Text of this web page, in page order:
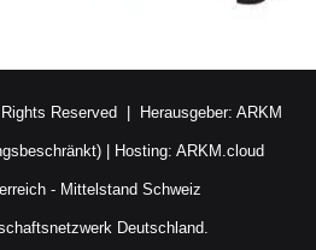
Reserved | Herausgeber: ARKM
| Hosting: ARKM.cloud
- Mittelstand Schweiz
Deutschland.